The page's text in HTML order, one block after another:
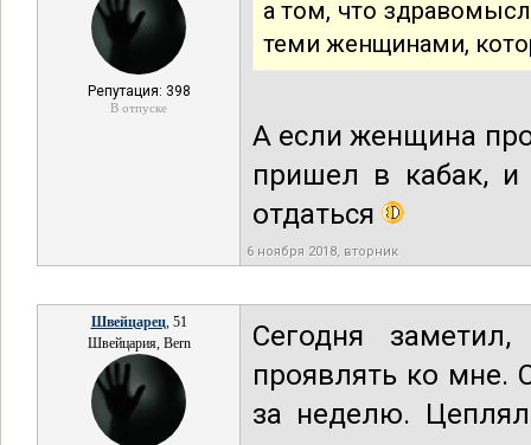
Репутация: 398
В отпуске
а том, что
теми женщинами,
А если женщина
пришел в кабак,
отдаться
6 ноября 2018, вторник
Швейцарец, 51
Швейцария, Bern
Сегодня
проявлять ко мне.
за неделю.